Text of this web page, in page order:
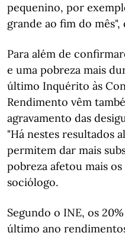
pequenino, por
grande ao fim do mês",
Para além de
e uma pobreza mais
último Inquérito às
Rendimento vêm
agravamento das
"Há nestes resultados
permitem dar mais
pobreza afetou mais
sociólogo.
Segundo o INE, os
último ano